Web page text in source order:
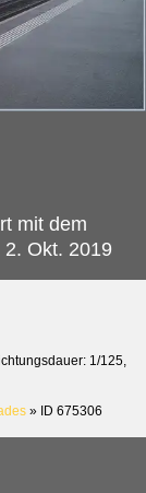
mit dem
2. Okt. 2019
1/125,
» ID 675306